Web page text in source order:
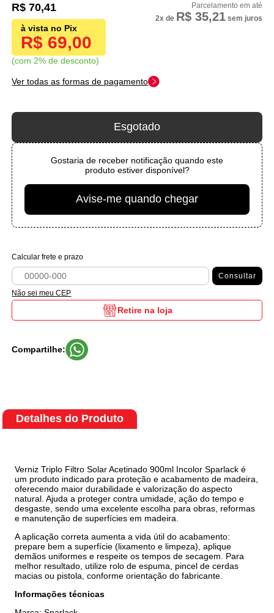
R$ 69,00
com 2% de desconto
R$ 70,41
2x de R$ 35,21sem juros
Ver todas as formas de pagamento
Esgotado
Gostaria de receber notificação quando este
produto estiver disponível?
Avise-me quando chegar
Calcular frete e prazo
Consultar
Não sei meu CEP
Retire na loja
Compartilhe:
Detalhes do Produto
Verniz Triplo Filtro Solar Acetinado 900ml Incolor Sparlack é
um produto indicado para proteção e acabamento de madeira,
oferecendo maior durabilidade e valorização do aspecto
natural. Ajuda a proteger contra umidade, ação do tempo e
desgaste, sendo uma excelente escolha para obras, reformas
e manutenção de superfícies em madeira.
A aplicação correta aumenta a vida útil do acabamento:
prepare bem a superfície (lixamento e limpeza), aplique
demãos uniformes e respeite os tempos de secagem. Para
melhor resultado, utilize rolo de espuma, pincel de cerdas
macias ou pistola, conforme orientação do fabricante.
Informações técnicas